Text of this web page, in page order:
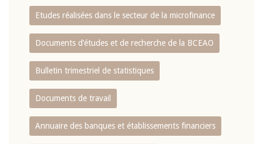
Etudes réalisées dans le secteur de la microfinance
Documents d’études et de recherche de la BCEAO
Bulletin trimestriel de statistiques
Documents de travail
Annuaire des banques et établissements financiers